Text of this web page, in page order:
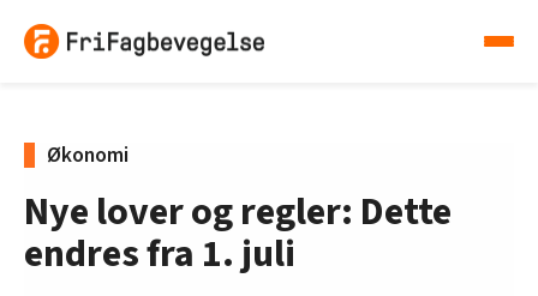
Økonomi
Nye lover og regler: Dette
endres fra 1. juli